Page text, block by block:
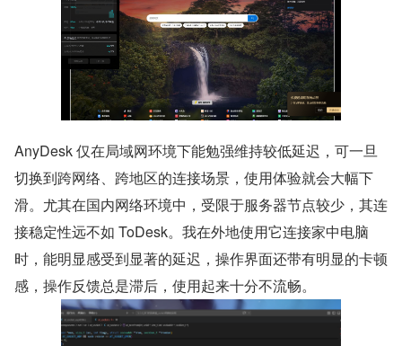
AnyDesk 仅在局域网环境下能勉强维持较低延迟，可一旦
切换到跨网络、跨地区的连接场景，使用体验就会大幅下
滑。尤其在国内网络环境中，受限于服务器节点较少，其连
接稳定性远不如 ToDesk。我在外地使用它连接家中电脑
时，能明显感受到显著的延迟，操作界面还带有明显的卡顿
感，操作反馈总是滞后，使用起来十分不流畅。